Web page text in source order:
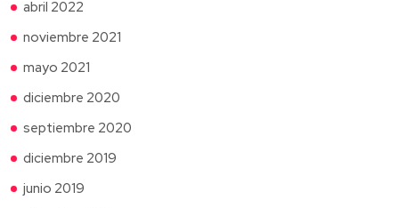
abril 2022
noviembre 2021
mayo 2021
diciembre 2020
septiembre 2020
diciembre 2019
junio 2019